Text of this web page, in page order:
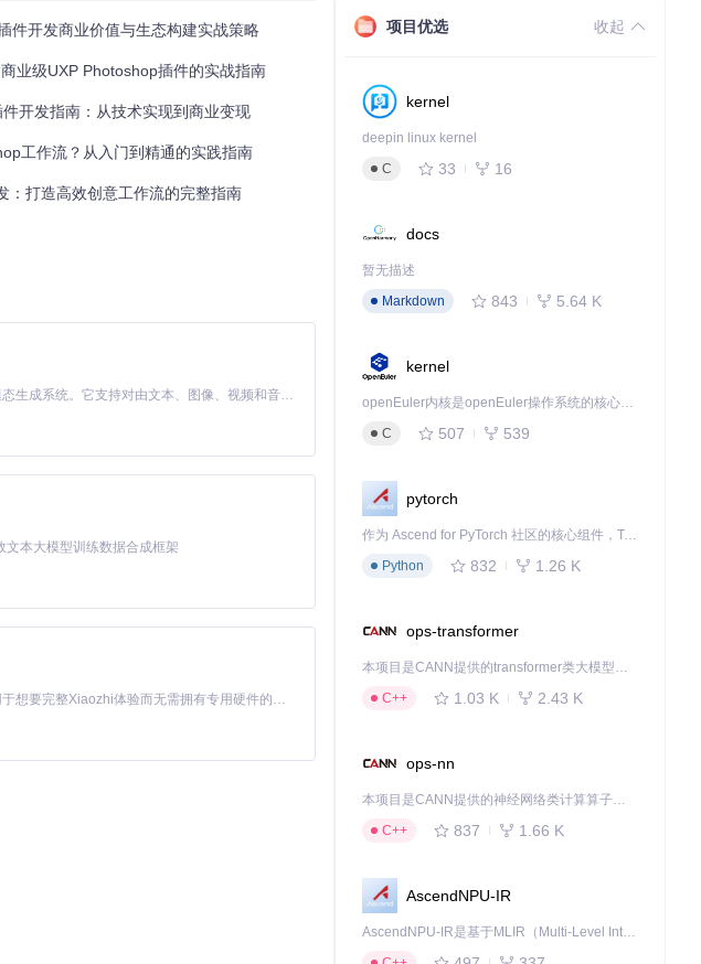
代码
缓存机制 */
件开发商业价值与生态构建实战策略
业级UXP Photoshop插件的实战指南
开发指南：从技术实现到商业变现
工作流？从入门到精通的实践指南
：打造高效创意工作流的完整指南
MiniMax H3 是一个通用的全模态生成系统。它支持对由文本、图像、视频和音频组成的多模态上下文进行统一理解，并能生成分辨率高达 2K、时长可达 15 秒的带原生立体声音频的视频。得益于面向任务泛化的系统设计，H3 在预训练阶段就已具备广泛的多模态上下文理解与生成能力，能够出色地执行复杂的多模态指令。
文本大模型训练数据合成框架
基于Python的Xiaozhi AI，适用于想要完整Xiaozhi体验而无需拥有专用硬件的用户。
项目优选 收起
kernel
deepin linux kernel
C
33 16
docs
暂无描述
Markdown
843 5.64 K
kernel
openEuler内核是openEuler操作系统的核心，既是系统性能与稳定性的基石，也是连接处理器、设备与服务的桥梁。
C
507 539
pytorch
作为 Ascend for PyTorch 社区的核心组件，TorchNPU 是昇腾专为 PyTorch 打造的深度学习适配插件，使 PyTorch 框架能够直接调用昇腾 NPU，为开发者提供昇腾 AI 处理器的超强算力。
Python
832 1.26 K
ops-transformer
本项目是CANN提供的transformer类大模型算子库，实现网络在NPU上加速计算。
C++
1.03 K 2.43 K
ops-nn
本项目是CANN提供的神经网络类计算算子库，实现网络在NPU上加速计算。
C++
837 1.66 K
AscendNPU-IR
AscendNPU-IR是基于MLIR（Multi-Level Intermediate Representation）构建的，面向昇腾亲和算子编译时使用的中间表示，提供昇腾完备表达能力，通过编译优化提升昇腾AI处理器计算效率，支持通过生态框架使能昇腾AI处理器与深度调优